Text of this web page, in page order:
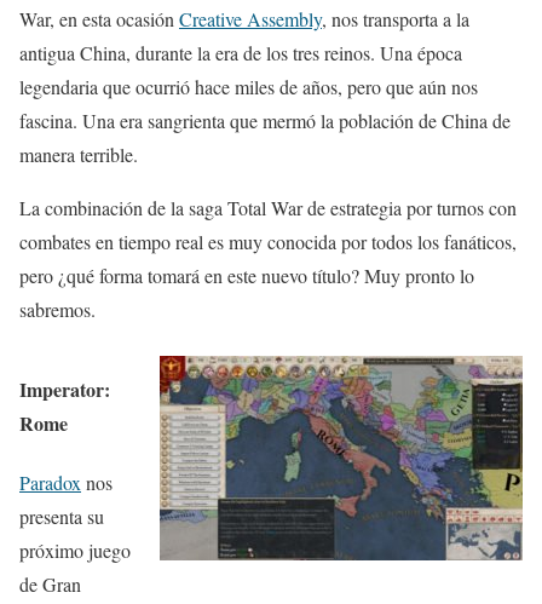
War, en esta ocasiónCreative Assembly, nos transporta a la
antigua China, durante la era de los tres reinos. Una época
legendaria que ocurrió hace miles de años, pero que aún nos
fascina. Una era sangrienta que mermó la población de China de
manera terrible.
La combinación de la saga Total War de estrategia por turnos con
combates en tiempo real es muy conocida por todos los fanáticos,
pero ¿qué forma tomará en este nuevo título? Muy pronto lo
sabremos.
Imperator:
Rome
Paradox nos
presenta su
próximo juego
de Gran